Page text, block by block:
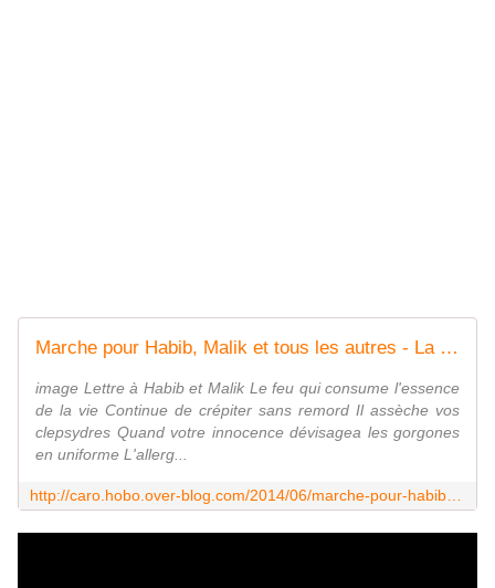
Marche pour Habib, Malik et tous les autres - La minéralité expliquée aux cailloux
image Lettre à Habib et Malik Le feu qui consume l'essence
de la vie Continue de crépiter sans remord Il assèche vos
clepsydres Quand votre innocence dévisagea les gorgones
en uniforme L'allerg...